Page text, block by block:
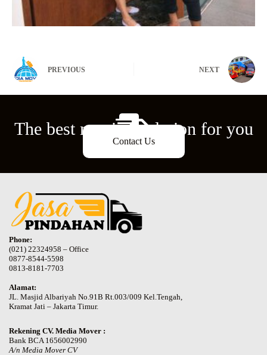
PREVIOUS NEXT
The best moving solution for you
Contact Us
Phone:
(021) 22324958 – Office
0877-8544-5598
0813-8181-7703
Alamat:
JL. Masjid Albariyah No.91B Rt.003/009 Kel.Tengah,
Kramat Jati – Jakarta Timur.
Rekening CV. Media Mover :
Bank BCA 1656002990
A/n Media Mover CV